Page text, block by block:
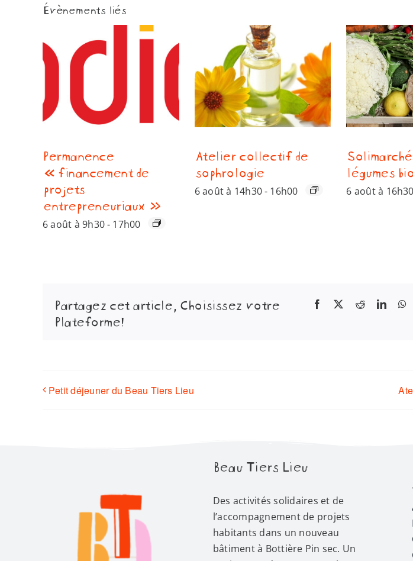
Évènements liés
Permanence
« financement de
projets
entrepreneuriaux »
6 août à 9h30- 17h00
Atelier collectif de
sophrologie
6 août à 14h30- 16h00
légumes bio
6 août à 16h30
Partagez cet article, Choisissez votre
Plateforme!
Facebook Reddit
Petit déjeuner du Beau Tiers Lieu
Beau Tiers Lieu
Des activités solidaires et de
l’accompagnement de projets
habitants dans un nouveau
bâtiment à Bottière Pin sec. Un